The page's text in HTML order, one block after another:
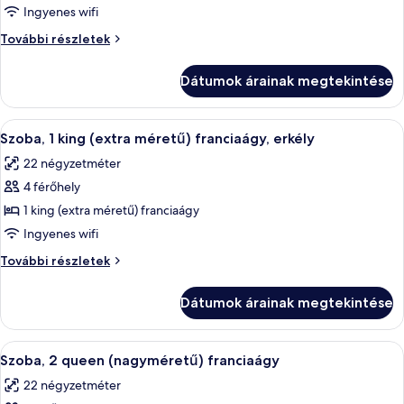
megtekintése:
Szoba,
2
(nagyméretű)
franciaágy,
erkély
Ingyenes wifi
További részletek
Szoba,
franciaágy,
erkély
további
Dátumok árainak megtekintése
A
következő
szoba
összes
képének
megtekintése:
Szoba,
1
(extra
méretű)
franciaágy,
erkély
Szoba, 1 king (extra méretű)
7
Szoba, 1 king (extra méretű) franciaágy, erkély
22 négyzetméter
4 férőhely
1 king (extra méretű) franciaágy
Ingyenes wifi
További részletek
Szoba,
méretű)
franciaágy,
erkély
részletei
Dátumok árainak megtekintése
A
következő
szoba
Prémium ágynemű, kényelmi
5
Szoba, 2 queen (nagyméretű) franciaágy
22 négyzetméter